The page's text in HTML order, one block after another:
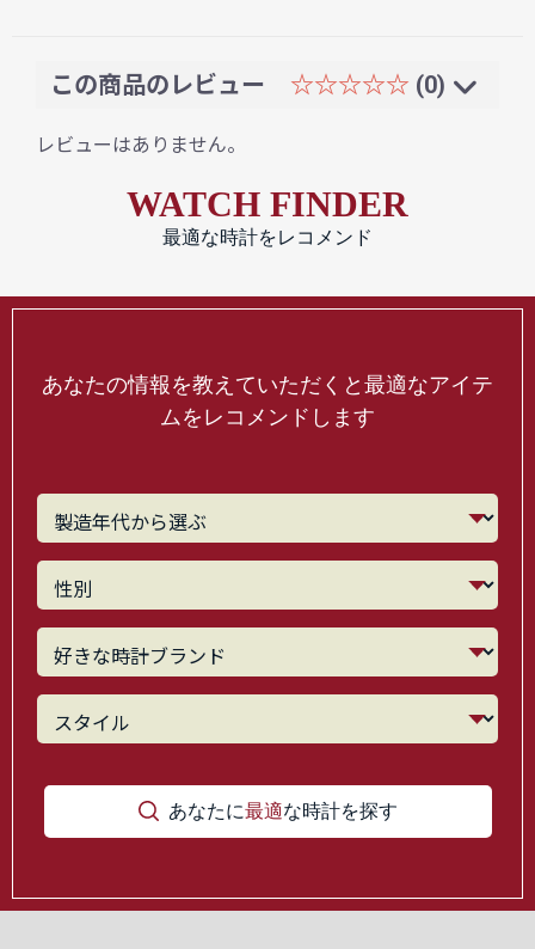
この商品のレビュー ☆☆☆☆☆ (0)
レビューはありません。
WATCH FINDER
最適な時計をレコメンド
あなたの情報を教えていただくと最適なアイテ
ムをレコメンドします
あなたに最適な時計を探す